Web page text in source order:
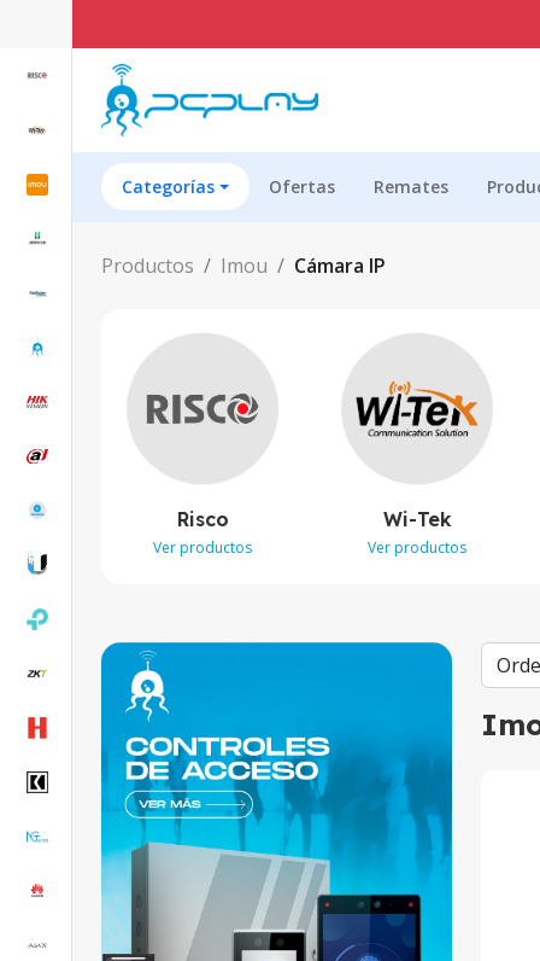
Categorías Ofertas Remates
Productos Imou Cámara IP
Risco
Ver productos
Wi-Tek
Ver productos